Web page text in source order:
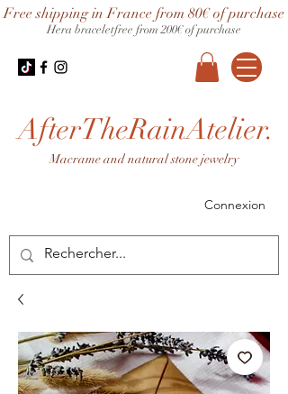
AfterTheRainAtelier.
Macrame and natural stone jewelry
Connexion
Free shipping in France from 80€ of purchase
Hera braceletfree from 200€ of purchase